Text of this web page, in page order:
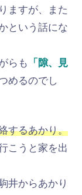
ますが、また
という話にな
らも
「隙、見
めるのでし
するあかり。
こうと家を出
井からあかり